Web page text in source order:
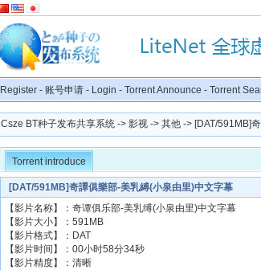
Register - 账号申请 - Login - Torrent Announce - Torrent
Csze BT种子发布共享系统 -> 影视 -> 其他 -> [DAT/591MB]
Torrent introduce
[DAT/591MB]奇譚俱樂部-美乳縛(小泉由里)中文字幕
【影片名称】：奇谭俱乐部-美乳缚(小泉由里)中文字幕
【影片大小】：591MB
【影片格式】：DAT
【影片时间】：00小时58分34秒
【影片精度】：清晰